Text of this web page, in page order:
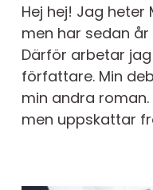
Hej hej! Jag
men har sedan
Därför arbetar
författare. Min
min andra
men uppskattar